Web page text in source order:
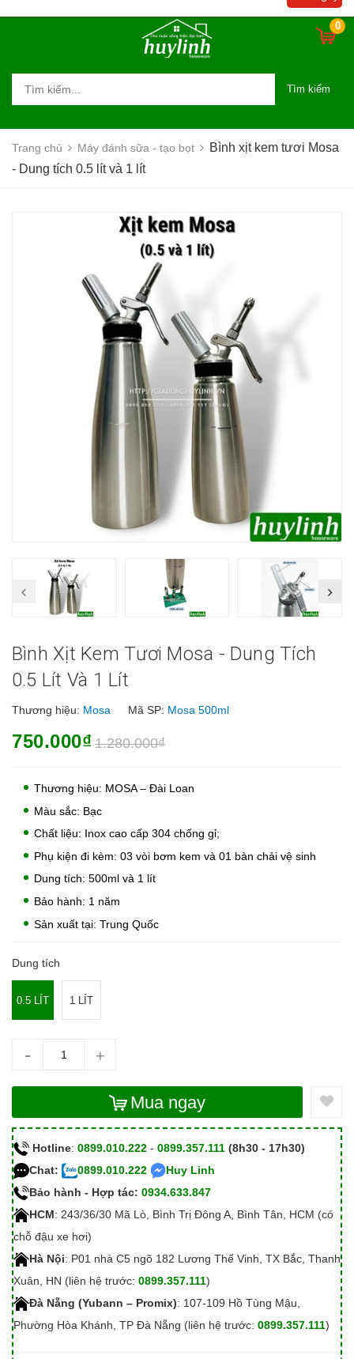
0
Tìm kiếm
Trang chủ Máy đánh sữa - tạo bọt
Bình xịt kem tươi Mosa
- Dung tích 0.5 lít và 1 lít
Bình Xịt Kem Tươi Mosa - Dung Tích
0.5 Lít Và 1 Lít
Thương hiệu: Mosa Mã SP: Mosa 500ml
750.000₫ 1.280.000₫
Thương hiệu: MOSA – Đài Loan
Màu sắc: Bạc
Chất liệu: Inox cao cấp 304 chống gỉ;
Phụ kiện đi kèm: 03 vòi bơm kem và 01 bàn chải vệ sinh
Dung tích: 500ml và 1 lít
Bảo hành: 1 năm
Sản xuất tại: Trung Quốc
Dung tích
0.5 LÍT 1 LÍT
- +
Mua ngay
Hotline: 0899.010.222 - 0899.357.111 (8h30 - 17h30)
Chat:
0899.010.222
Huy Linh
Bảo hành - Hợp tác: 0934.633.847
HCM: 243/36/30 Mã Lò, Bình Trị Đông A, Bình Tân, HCM (có
chỗ đậu xe hơi)
Hà Nội: P01 nhà C5 ngõ 182 Lương Thế Vinh, TX Bắc, Thanh
Xuân, HN (liên hệ trước: 0899.357.111)
Đà Nẵng (Yubann – Promix): 107-109 Hồ Tùng Mậu,
Phường Hòa Khánh, TP Đà Nẵng (liên hệ trước: 0899.357.111)